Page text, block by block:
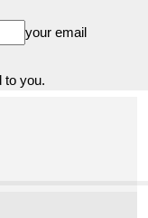
your email
to you.